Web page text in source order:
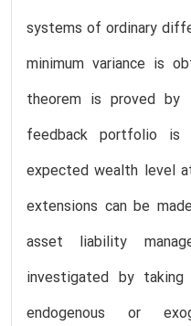
systems of ordinary
minimum variance is
theorem is proved
feedback portfolio
expected wealth level
extensions can be
asset liability
investigated by
endogenous or